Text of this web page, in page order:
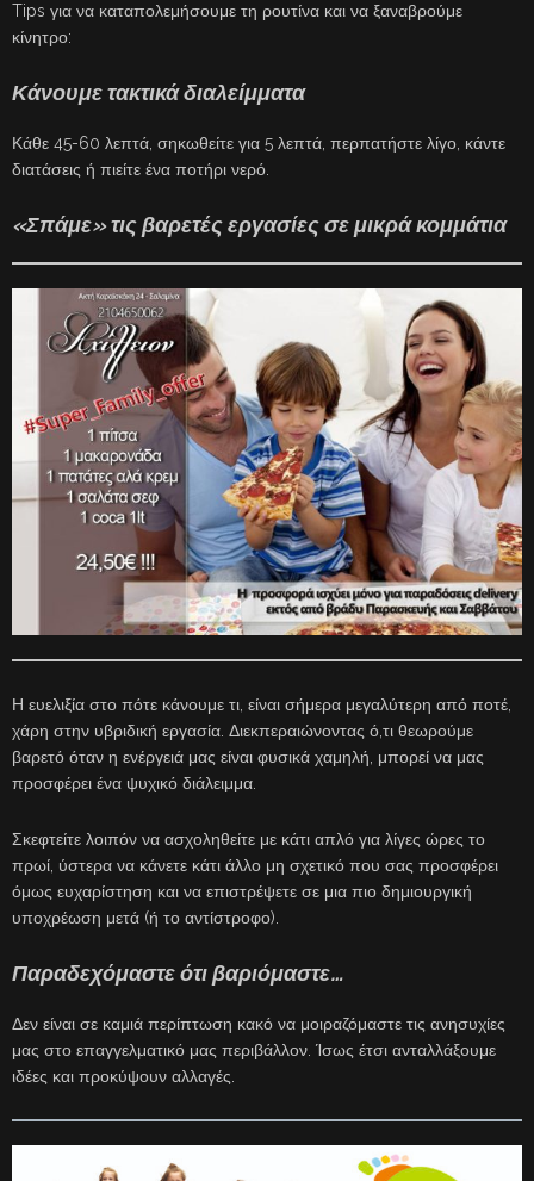
Tips για να καταπολεμήσουμε τη ρουτίνα και να ξαναβρούμε
κίνητρο:
Κάνουμε τακτικά διαλείμματα
Κάθε 45-60 λεπτά, σηκωθείτε για 5 λεπτά, περπατήστε λίγο, κάντε
διατάσεις ή πιείτε ένα ποτήρι νερό.
«Σπάμε» τις βαρετές εργασίες σε μικρά κομμάτια
Η ευελιξία στο πότε κάνουμε τι, είναι σήμερα μεγαλύτερη από ποτέ,
χάρη στην υβριδική εργασία. Διεκπεραιώνοντας ό,τι θεωρούμε
βαρετό όταν η ενέργειά μας είναι φυσικά χαμηλή, μπορεί να μας
προσφέρει ένα ψυχικό διάλειμμα.
Σκεφτείτε λοιπόν να ασχοληθείτε με κάτι απλό για λίγες ώρες το
πρωί, ύστερα να κάνετε κάτι άλλο μη σχετικό που σας προσφέρει
όμως ευχαρίστηση και να επιστρέψετε σε μια πιο δημιουργική
υποχρέωση μετά (ή το αντίστροφο).
Παραδεχόμαστε ότι βαριόμαστε…
Δεν είναι σε καμιά περίπτωση κακό να μοιραζόμαστε τις ανησυχίες
μας στο επαγγελματικό μας περιβάλλον. Ίσως έτσι ανταλλάξουμε
ιδέες και προκύψουν αλλαγές.